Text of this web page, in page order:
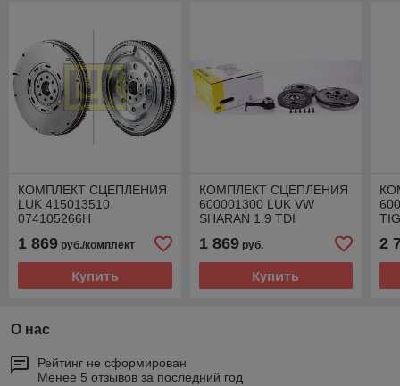
КОМПЛЕКТ СЦЕПЛЕНИЯ
LUK 415013510
074105266H
TDI-SDI
1 869 руб./комплект
Купить
КОМПЛЕКТ СЦЕПЛЕНИЯ
600001300 LUK VW
SHARAN 1.9 TDI
1 869руб.
Купить
2
О нас
Рейтинг не сформирован
Менее 5 отзывов за последний год